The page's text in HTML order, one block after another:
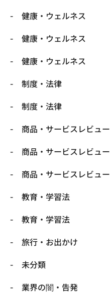
健康・ウェルネス
健康・ウェルネス
健康・ウェルネス
制度・法律
制度・法律
商品・サービスレビュー
商品・サービスレビュー
商品・サービスレビュー
教育・学習法
教育・学習法
旅行・お出かけ
未分類
業界の闇・告発